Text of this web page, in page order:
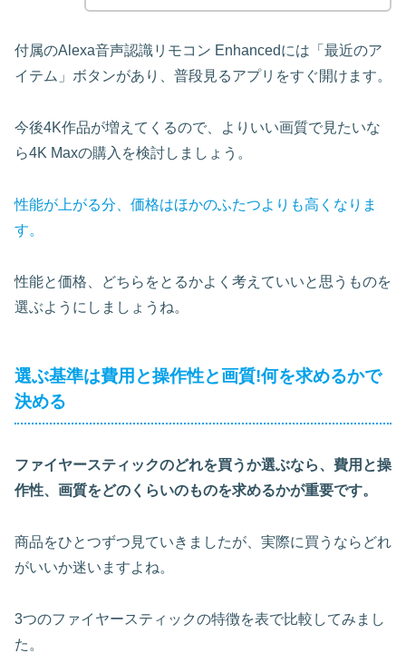
付属のAlexa音声認識リモコン Enhancedには「最近のア
イテム」ボタンがあり、普段見るアプリをすぐ開けます。
今後4K作品が増えてくるので、よりいい画質で見たいな
ら4K Maxの購入を検討しましょう。
性能が上がる分、価格はほかのふたつよりも高くなりま
す。
性能と価格、どちらをとるかよく考えていいと思うものを
選ぶようにしましょうね。
選ぶ基準は費用と操作性と画質!何を求めるかで
決める
ファイヤースティックのどれを買うか選ぶなら、費用と操
作性、画質をどのくらいのものを求めるかが重要です。
商品をひとつずつ見ていきましたが、実際に買うならどれ
がいいか迷いますよね。
3つのファイヤースティックの特徴を表で比較してみまし
た。